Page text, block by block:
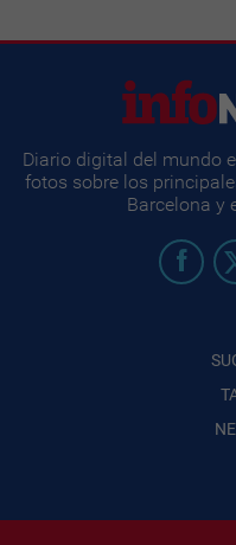
Diario digital del mundo
fotos sobre los
Barcelona y